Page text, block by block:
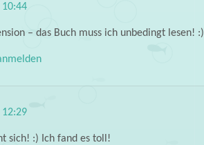
10:44
– das Buch muss ich unbedingt lesen! :)
12:29
sich! :) Ich fand es toll!